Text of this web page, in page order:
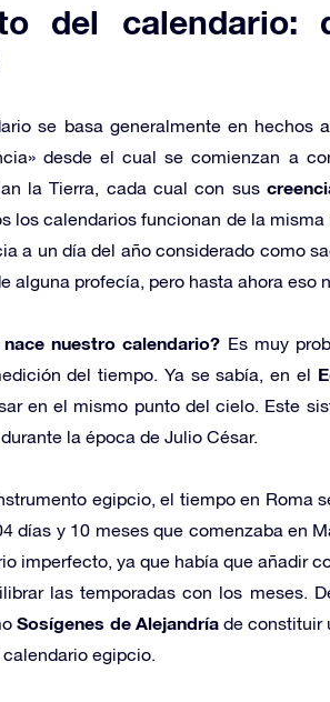
del
se basa generalmente en hechos
desde el cual se comienzan a
la Tierra, cada cual con sus
los calendarios funcionan de la
a un día del año considerado como
alguna profecía, pero hasta ahora eso
nuestro calendario? Es muy
del tiempo. Ya se sabía, en el
en el mismo punto del cielo. Este
la época de Julio César.
egipcio, el tiempo en Roma
días y 10 meses que comenzaba en
imperfecto, ya que había que añadir
las temporadas con los meses.
Sosígenes de Alejandríade constituir
egipcio.